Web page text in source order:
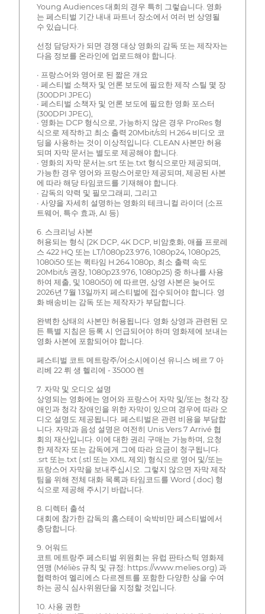
Young Audiences 대회의 경우 특히 그렇습니다. 영화
는 페스티벌 기간 내내 파트너 장소에서 여러 번 상영될
수 있습니다.
선정 담당자가 되면 경쟁 대상 영화의 감독 또는 제작자는
다음 정보를 온라인에 업로드해야 합니다.
∙ 프랑스어와 영어로 된 짧은 개요
∙ 페스티벌 소책자 및 언론 보도에 필요한 제작 스틸 몇 장
(300DPI JPEG)
∙ 페스티벌 소책자 및 언론 보도에 필요한 영화 포스터
(300DPI JPEG),
∙ 영화는 DCP 형식으로, 가능하지 않은 경우 ProRes 형
식으로 제작하고 최소 출력 20Mbit/s의 H.264 비디오 코
딩을 사용하는 것이 이상적입니다. CLEAN 사본만 허용
되며 자막 문서는 별도로 제공해야 합니다.
∙ 영화의 자막 문서는.srt 또는.txt 형식으로만 제공되며,
가능한 경우 영어와 프랑스어로만 제공되며, 제공된 사본
에 따라 해당 타임코드를 기재해야 합니다.
∙ 감독의 약력 및 필모그래피, 그리고
∙ 사양을 자세히 설명하는 영화의 테크니컬 라이더 (소프
트웨어, 특수 효과, AI 등)
6. 스크리닝 사본
허용되는 형식 (2K DCP, 4K DCP, 비암호화, 애플 프로레
스 422 HQ 또는 LT/1080p23.976, 1080p24, 1080p25,
1080i50 또는 퀵타임 H.264 1080p, 최소 출력 속도
20Mbit/s 권장, 1080p23.976, 1080p25) 중 하나를 사용
하여 제출, 및 1080i50) 에 따르면, 상영 사본은 늦어도
2026년 7월 13일까지 페스티벌에 접수되어야 합니다. 영
화 배송비는 감독 또는 제작자가 부담합니다.
완벽한 상태의 사본만 허용됩니다. 영화 상영과 관련된 모
든 특별 지침은 등록 시 언급되어야 하며 영화제에 보내는
영화 사본에 포함되어야 합니다.
페스티벌 코트 메트랑주/어소시에이션 유니스 베르 7 아
리베 22 뤼 생 헬리에 - 35000 렌
7. 자막 및 오디오 설명
상영되는 영화에는 영어와 프랑스어 자막 및/또는 청각 장
애인과 청각 장애인을 위한 자막이 있으며 경우에 따라 오
디오 설명도 제공됩니다. 페스티벌은 관련 비용을 부담합
니다. 자막과 음성 설명은 여전히 Unis Vers 7 Arrivé 협
회의 재산입니다. 이에 대한 권리 구매는 가능하며, 요청
한 제작자 또는 감독에게 그에 따라 요금이 청구됩니다.
.srt 또는.txt (.stl 또는 XML 제외) 형식으로 영어 및/또는
프랑스어 자막을 보내주십시오. 그렇지 않으면 자막 제작
팀을 위해 전체 대화 목록과 타임코드를 Word (.doc) 형
식으로 제공해 주시기 바랍니다.
8. 디렉터 출석
대회에 참가한 감독의 홈스테이 숙박비만 페스티벌에서
충당합니다.
9. 어워드
코트 메트랑주 페스티벌 위원회는 유럽 판타스틱 영화제
연맹 (Méliès 규칙 및 규정: https://www.melies.org) 과
협력하여 멜리에스 다르젠트를 포함한 다양한 상을 수여
하는 공식 심사위원단을 지정할 것입니다.
10. 사용 권한